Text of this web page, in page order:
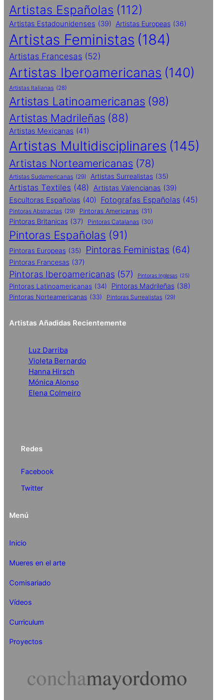
Artistas Españolas (112)
Artistas Estadounidenses (39) Artistas Europeas (36)
Artistas Feministas (184)
Artistas Francesas (52)
Artistas Iberoamericanas (140)
Artistas Italianas (28)
Artistas Latinoamericanas (98)
Artistas Madrileñas (88)
Artistas Mexicanas (41)
Artistas Multidisciplinares (145)
Artistas Norteamericanas (78)
Artistas Sudamericanas (29) Artistas Surrealistas (35)
Artistas Textiles (48) Artistas Valencianas (39)
Escultoras Españolas (40) Fotografas Españolas (45)
Pintoras Abstractas (29) Pintoras Americanas (31)
Pintoras Britanicas (37) Pintoras Catalanas (30)
Pintoras Españolas (91)
Pintoras Europeas (35) Pintoras Feministas (64)
Pintoras Francesas (37)
Pintoras Iberoamericanas (57) Pintoras Inglesas (25)
Pintoras Latinoamericanas (34) Pintoras Madrileñas (38)
Pintoras Norteamericanas (33) Pintoras Surrealistas (29)
Artistas Añadidas Recientemente
Luz Darriba
Violeta Bernardo
Hanna Hirsch
Mónica Alonso
Elena Colmeiro
Redes
Facebook
Twitter
Menú
Inicio
Mueres en el arte
Comisariado
Vídeos
Curriculum
Proyectos